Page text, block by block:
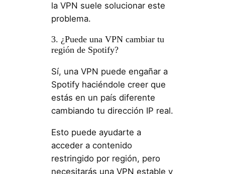
la VPN suele solucionar este
problema.
3. ¿Puede una VPN cambiar tu
región de Spotify?
Sí, una VPN puede engañar a
Spotify haciéndole creer que
estás en un país diferente
cambiando tu dirección IP real.
Esto puede ayudarte a
acceder a contenido
restringido por región, pero
necesitarás una VPN estable y